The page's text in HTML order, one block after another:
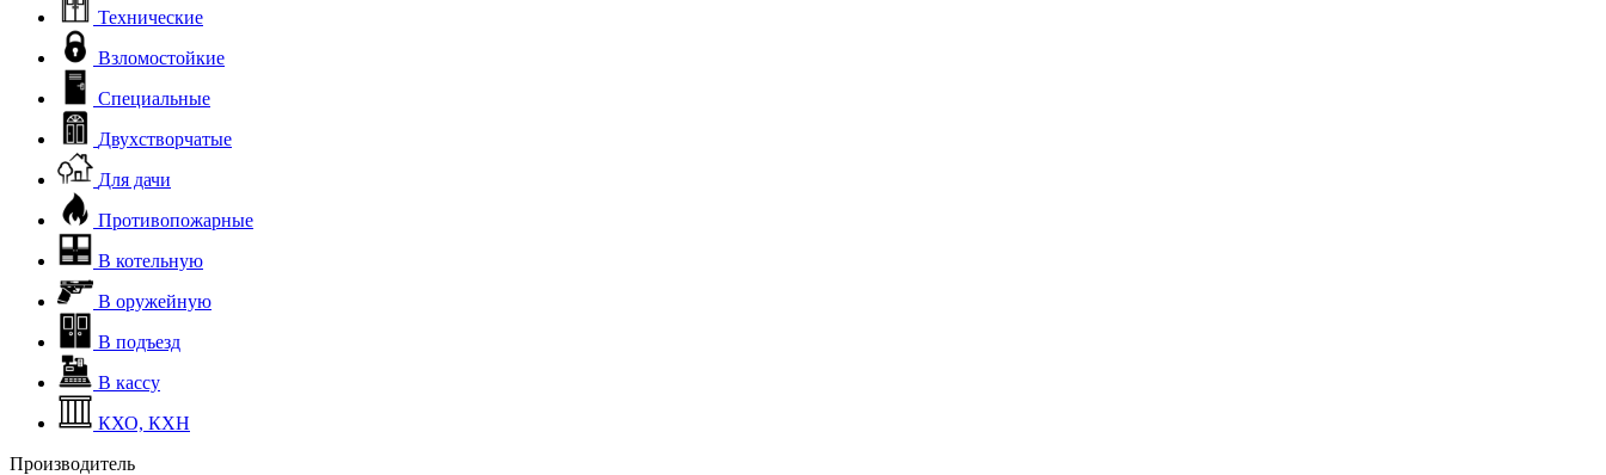
Технические
Взломостойкие
Специальные
Двухстворчатые
Для дачи
Противопожарные
В котельную
В оружейную
В подъезд
В кассу
КХО, КХН
Производитель